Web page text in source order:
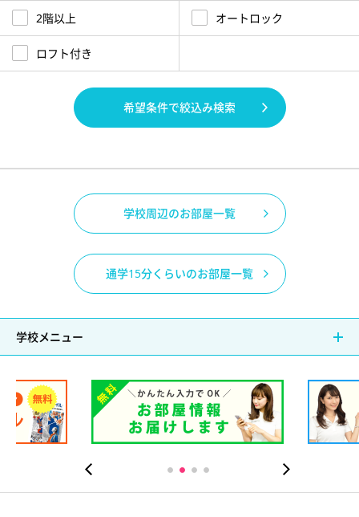
2階以上 オートロック
ロフト付き
希望条件で絞込み検索
学校周辺のお部屋一覧
通学15分くらいのお部屋一覧
学校メニュー